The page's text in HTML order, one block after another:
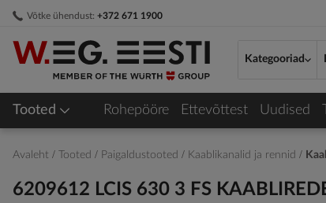
Võtke ühendust: +372 671 1900
Skip
Content
Kategooriad
Tooted Rohepööre Ettevõttest Uudised
Avaleht Tooted Paigaldustooted Kaablikanalid ja rennid
6209612 LCIS 630 3 FS